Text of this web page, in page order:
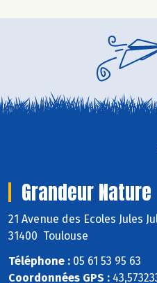
Grandeur Nature
21 Avenue des Ecoles Jules
31400 Toulouse
Téléphone : 05 61 53 95 63
Coordonnées GPS :